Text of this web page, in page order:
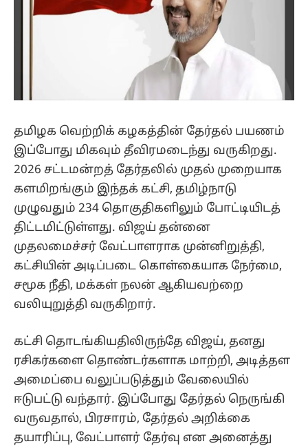
தமிழக வெற்றிக் கழகத்தின் தேர்தல் பயணம்
இப்போது மிகவும் தீவிரமடைந்து வருகிறது.
2026 சட்டமன்றத் தேர்தலில் முதல் முறையாக
களமிறங்கும் இந்தக் கட்சி, தமிழ்நாடு
முழுவதும் 234 தொகுதிகளிலும் போட்டியிடத்
திட்டமிட்டுள்ளது. விஜய் தன்னை
முதலமைச்சர் வேட்பாளராக முன்னிறுத்தி,
கட்சியின் அடிப்படை கொள்கையாக நேர்மை,
சமூக நீதி, மக்கள் நலன் ஆகியவற்றை
வலியுறுத்தி வருகிறார்.
கட்சி தொடங்கியதிலிருந்தே விஜய், தனது
ரசிகர்களை தொண்டர்களாக மாற்றி, அடித்தள
அமைப்பை வலுப்படுத்தும் வேலையில்
ஈடுபட்டு வந்தார். இப்போது தேர்தல் நெருங்கி
வருவதால், பிரசாரம், தேர்தல் அறிக்கை
தயாரிப்பு, வேட்பாளர் தேர்வு என அனைத்து